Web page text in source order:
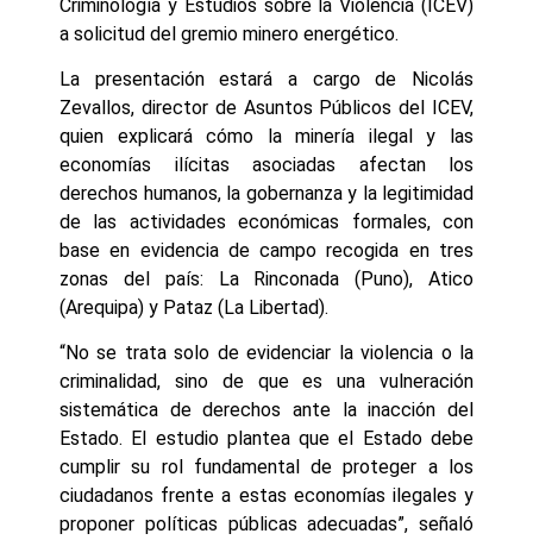
Criminología y Estudios sobre la Violencia (ICEV)
a solicitud del gremio minero energético.
La presentación estará a cargo de Nicolás
Zevallos, director de Asuntos Públicos del ICEV,
quien explicará cómo la minería ilegal y las
economías ilícitas asociadas afectan los
derechos humanos, la gobernanza y la legitimidad
de las actividades económicas formales, con
base en evidencia de campo recogida en tres
zonas del país: La Rinconada (Puno), Atico
(Arequipa) y Pataz (La Libertad).
“No se trata solo de evidenciar la violencia o la
criminalidad, sino de que es una vulneración
sistemática de derechos ante la inacción del
Estado. El estudio plantea que el Estado debe
cumplir su rol fundamental de proteger a los
ciudadanos frente a estas economías ilegales y
proponer políticas públicas adecuadas”, señaló